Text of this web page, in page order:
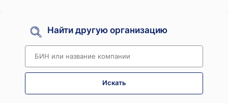
Найти другую организацию
Искать